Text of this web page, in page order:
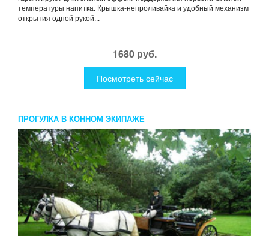
температуры напитка. Крышка-непроливайка и удобный механизм
открытия одной рукой...
1680 руб.
Посмотреть сейчас
ПРОГУЛКА В КОННОМ ЭКИПАЖЕ